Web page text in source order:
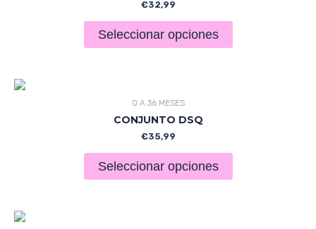
€32,99
Seleccionar opciones
0 A 36 MESES
CONJUNTO DSQ
€35,99
Seleccionar opciones